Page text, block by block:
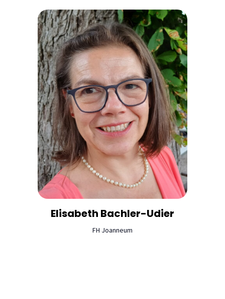
Elisabeth Bachler-Udier
FH Joanneum